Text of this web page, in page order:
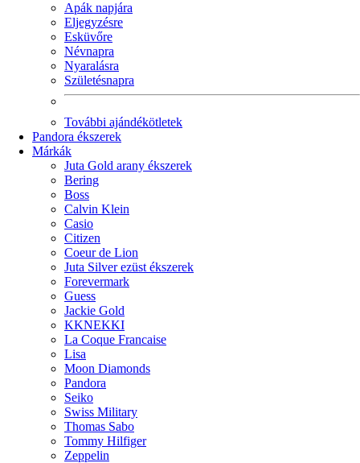
Apák napjára
Eljegyzésre
Esküvőre
Névnapra
Nyaralásra
Születésnapra
További ajándékötletek
Pandora ékszerek
Márkák
Juta Gold arany ékszerek
Bering
Boss
Calvin Klein
Casio
Citizen
Coeur de Lion
Juta Silver ezüst ékszerek
Forevermark
Guess
Jackie Gold
KKNEKKI
La Coque Francaise
Lisa
Moon Diamonds
Pandora
Seiko
Swiss Military
Thomas Sabo
Tommy Hilfiger
Zeppelin